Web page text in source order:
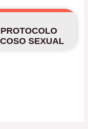
PROTOCOLO
SEXUAL